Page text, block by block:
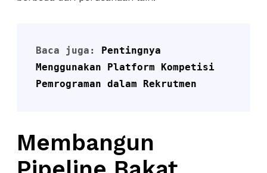
Baca juga:
Pentingnya
Menggunakan Platform Kompetisi
Pemrograman dalam Rekrutmen
Membangun